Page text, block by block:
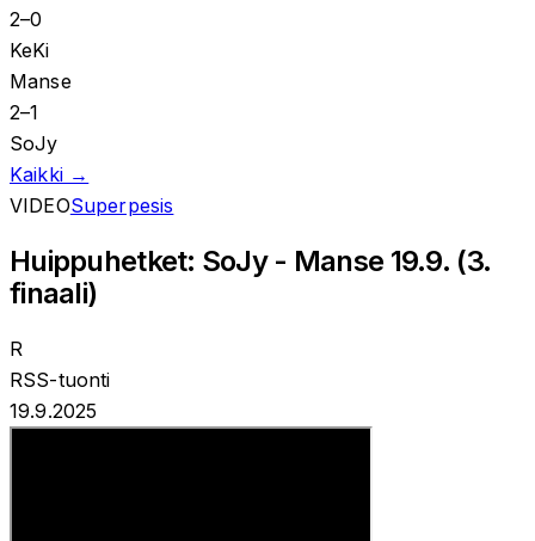
2–0
KeKi
Manse
2–1
SoJy
Kaikki →
VIDEOSuperpesis
Huippuhetket: SoJy - Manse 19.9. (3.
finaali)
R
RSS-tuonti
19.9.2025